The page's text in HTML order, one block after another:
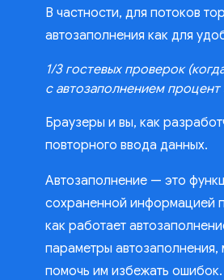
В частности, для потоков
автозаполнения как для
1/3 гостевых проверок
с автозаполнением
Браузеры и вы, как
повторного ввода данных.
Автозаполнение — это
сохраненной информацией
как работает
параметры
помочь им избежать